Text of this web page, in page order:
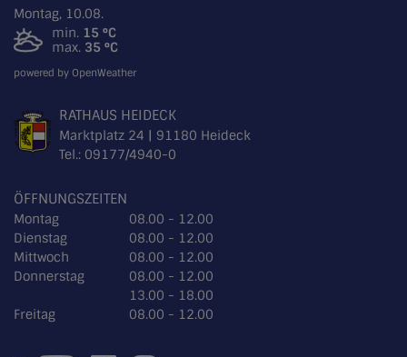
Montag, 10.08.
min. 15 °C
max. 35 °C
powered by OpenWeather
RATHAUS HEIDECK
Marktplatz 24 | 91180 Heideck
Tel.: 09177/4940-0
ÖFFNUNGSZEITEN
Montag
08.00 - 12.00
Dienstag
08.00 - 12.00
Mittwoch
08.00 - 12.00
Donnerstag
08.00 - 12.00
13.00 - 18.00
Freitag
08.00 - 12.00